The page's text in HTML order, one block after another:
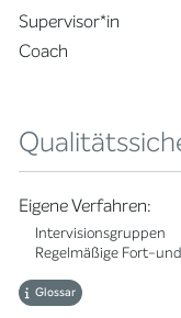
Supervisor*in
Coach
Eigene Verfahren:
Intervisionsgruppen
Regelmäßige Fort-
Glossar